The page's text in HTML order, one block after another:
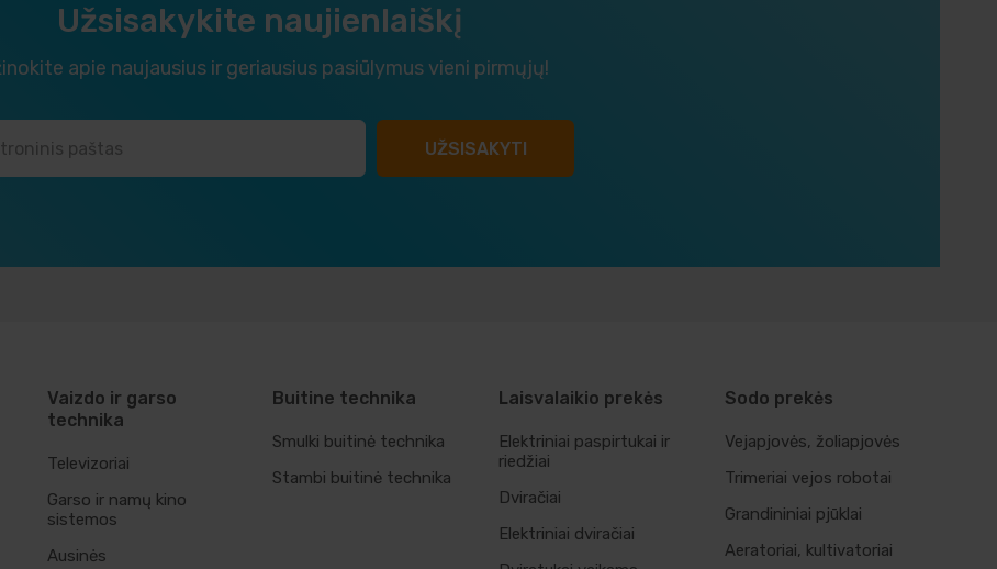
Užsisakykite naujienlaiškį
apie naujausius ir geriausius pasiūlymus vieni pirmųjų!
Vaizdo ir garso
technika
Televizoriai
Garso ir namų kino
sistemos
Ausinės
Buitine technika
Smulki buitinė technika
Stambi buitinė technika
Laisvalaikio prekės
Elektriniai paspirtukai ir
riedžiai
Dviračiai
Elektriniai dviračiai
Sodo prekės
Vejapjovės, žoliapjovės
Trimeriai vejos robotai
Grandininiai pjūklai
Aeratoriai, kultivatoriai